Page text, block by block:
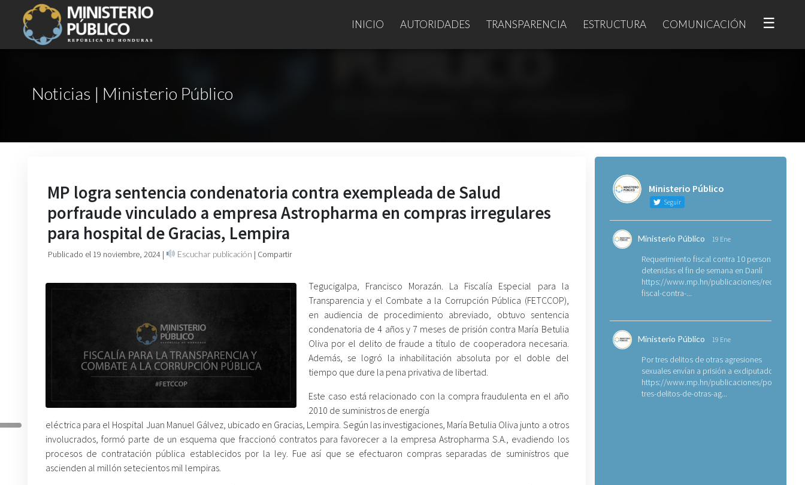
INICIO AUTORIDADES TRANSPARENCIA ESTRUCTURA COMUNICACIÓN ☰
Noticias | Ministerio Público
MP logra sentencia condenatoria contra exempleada de Salud
porfraude vinculado a empresa Astropharma en compras irregulares
para hospital de Gracias, Lempira
Publicado el 19 noviembre, 2024 | Escuchar publicación | Compartir
Tegucigalpa, Francisco Morazán. La Fiscalía Especial para la
Transparencia y el Combate a la Corrupción Pública (FETCCOP),
en audiencia de procedimiento abreviado, obtuvo sentencia
condenatoria de 4 años y 7 meses de prisión contra María Betulia
Oliva por el delito de fraude a título de cooperadora necesaria.
Además, se logró la inhabilitación absoluta por el doble del
tiempo que dure la pena privativa de libertad.
Este caso está relacionado con la compra fraudulenta en el año
2010 de suministros de energía
eléctrica para el Hospital Juan Manuel Gálvez, ubicado en Gracias, Lempira. Según las investigaciones, María Betulia Oliva junto a otros
involucrados, formó parte de un esquema que fraccionó contratos para favorecer a la empresa Astropharma S.A., evadiendo los
procesos de contratación pública establecidos por la ley. Fue así que se efectuaron compras separadas de suministros que
ascienden al millón setecientos mil lempiras.
Ministerio Público
Seguir
Ministerio Público 19 Ene
Requerimiento fiscal contra 10 personas
detenidas el fin de semana en Danlí
https://www.mp.hn/publicaciones/
fiscal-contra-...
Ministerio Público 19 Ene
Por tres delitos de otras agresiones
sexuales envían a prisión a exdiputado
https://www.mp.hn/publicaciones/por-
tres-delitos-de-otras-ag...